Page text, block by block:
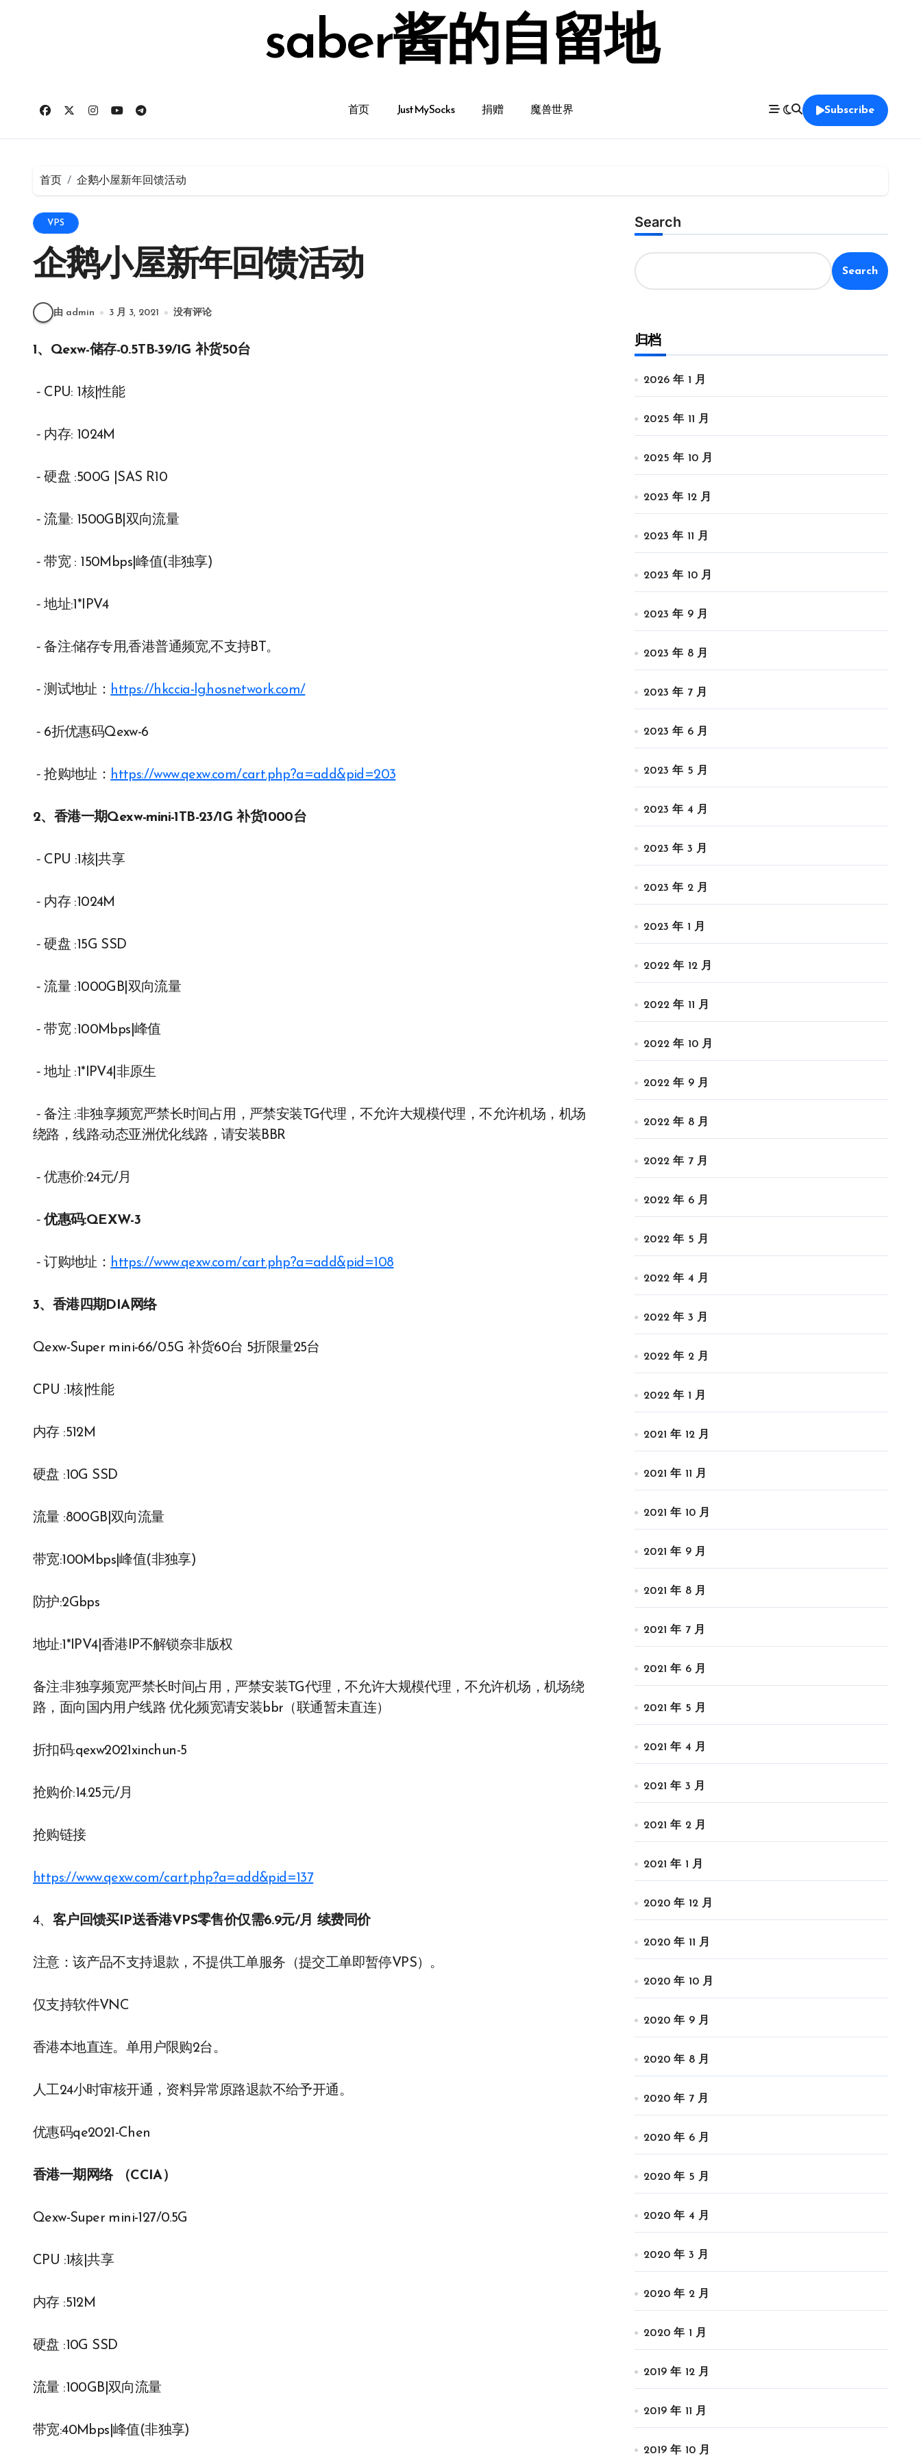
saber酱的自留地
首页 JustMySocks 捐赠 魔兽世界 Subscribe
首页 企鹅小屋新年回馈活动
VPS
企鹅小屋新年回馈活动
由 admin 3 月 3, 2021 没有评论
1、Qexw-储存-0.5TB-39/1G 补货50台
⁃ CPU: 1核|性能
⁃ 内存: 1024M
⁃ 硬盘 :500G |SAS R10
⁃ 流量: 1500GB|双向流量
⁃ 带宽 : 150Mbps|峰值(非独享)
⁃ 地址:1*IPV4
⁃ 备注:储存专用,香港普通频宽,不支持BT。
⁃ 测试地址： https://hkccia-lg.hosnetwork.com/
⁃ 6折优惠码Qexw-6
⁃ 抢购地址： https://www.qexw.com/cart.php?a=add&pid=203
2、香港一期Qexw-mini-1TB-23/1G 补货1000台
⁃ CPU :1核|共享
⁃ 内存 :1024M
⁃ 硬盘 :15G SSD
⁃ 流量 :1000GB|双向流量
⁃ 带宽 :100Mbps|峰值
⁃ 地址 :1*IPV4|非原生
⁃ 备注 :非独享频宽严禁长时间占用，严禁安装TG代理，不允许大规模代理，不允许机场，机场
绕路，线路:动态亚洲优化线路，请安装BBR
⁃ 优惠价:24元/月
⁃优惠码:QEXW-3
⁃ 订购地址： https://www.qexw.com/cart.php?a=add&pid=108
3、香港四期DIA网络
Qexw-Super mini-66/0.5G 补货60台 5折限量25台
CPU :1核|性能
内存 :512M
硬盘 :10G SSD
流量 :800GB|双向流量
带宽:100Mbps|峰值(非独享)
防护:2Gbps
地址:1*IPV4|香港IP不解锁奈非版权
备注:非独享频宽严禁长时间占用，严禁安装TG代理，不允许大规模代理，不允许机场，机场绕
路，面向国内用户线路 优化频宽请安装bbr（联通暂未直连）
折扣码:qexw2021xinchun-5
抢购价:14.25元/月
抢购链接
https://www.qexw.com/cart.php?a=add&pid=137
4、 客户回馈买IP送香港VPS零售价仅需6.9元/月 续费同价
注意：该产品不支持退款，不提供工单服务（提交工单即暂停VPS）。
仅支持软件VNC
香港本地直连。单用户限购2台。
人工24小时审核开通，资料异常原路退款不给予开通。
优惠码qe2021-Chen
香港一期网络 （CCIA）
Qexw-Super mini-127/0.5G
CPU :1核|共享
内存 :512M
硬盘 :10G SSD
流量 :100GB|双向流量
带宽:40Mbps|峰值(非独享)
Search
Search
归档
2026 年 1 月
2025 年 11 月
2025 年 10 月
2023 年 12 月
2023 年 11 月
2023 年 10 月
2023 年 9 月
2023 年 8 月
2023 年 7 月
2023 年 6 月
2023 年 5 月
2023 年 4 月
2023 年 3 月
2023 年 2 月
2023 年 1 月
2022 年 12 月
2022 年 11 月
2022 年 10 月
2022 年 9 月
2022 年 8 月
2022 年 7 月
2022 年 6 月
2022 年 5 月
2022 年 4 月
2022 年 3 月
2022 年 2 月
2022 年 1 月
2021 年 12 月
2021 年 11 月
2021 年 10 月
2021 年 9 月
2021 年 8 月
2021 年 7 月
2021 年 6 月
2021 年 5 月
2021 年 4 月
2021 年 3 月
2021 年 2 月
2021 年 1 月
2020 年 12 月
2020 年 11 月
2020 年 10 月
2020 年 9 月
2020 年 8 月
2020 年 7 月
2020 年 6 月
2020 年 5 月
2020 年 4 月
2020 年 3 月
2020 年 2 月
2020 年 1 月
2019 年 12 月
2019 年 11 月
2019 年 10 月